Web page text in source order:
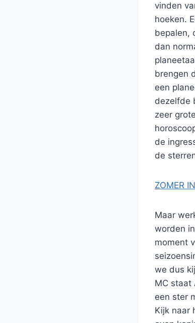
vinden
hoeken.
bepalen,
dan
brengen
een
dezelfde
zeer
de
de
ZOMER
Maar
worden
moment
we dus
MC staat
een ster
Kijk naar